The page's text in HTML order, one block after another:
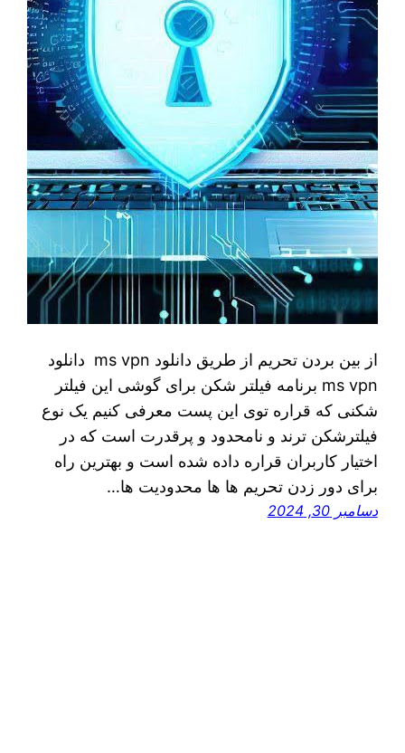
از بین بردن تحریم از طریق دانلود ms vpn دانلود
ms vpn برنامه فیلتر شکن برای گوشی این فیلتر
شکنی که قراره توی اين پست معرفی کنیم یک نوع
فیلترشکن ترند و نامحدود و پرقدرت است که در
اختیار کاربران قراره داده شده است و بهترین راه
برای دور زدن تحریم ها ها محدودیت ها…
دسامبر 30, 2024